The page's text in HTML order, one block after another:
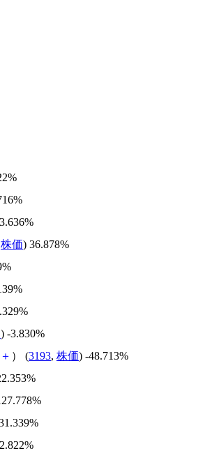
株価) 36.878%
) -3.830%
＋ ） (3193, 株価) -48.713%